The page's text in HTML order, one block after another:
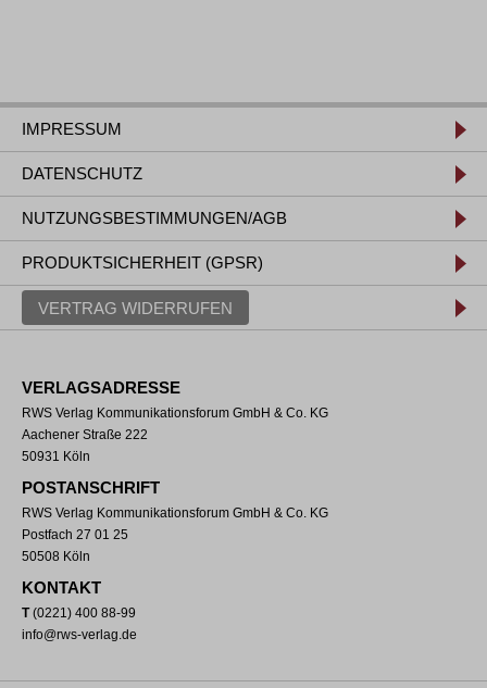
IMPRESSUM
DATENSCHUTZ
NUTZUNGSBESTIMMUNGEN/AGB
PRODUKTSICHERHEIT (GPSR)
VERTRAG WIDERRUFEN
VERLAGSADRESSE
RWS Verlag Kommunikationsforum GmbH & Co. KG
Aachener Straße 222
50931 Köln
POSTANSCHRIFT
RWS Verlag Kommunikationsforum GmbH & Co. KG
Postfach 27 01 25
50508 Köln
KONTAKT
T(0221) 400 88-99
info@rws-verlag.de